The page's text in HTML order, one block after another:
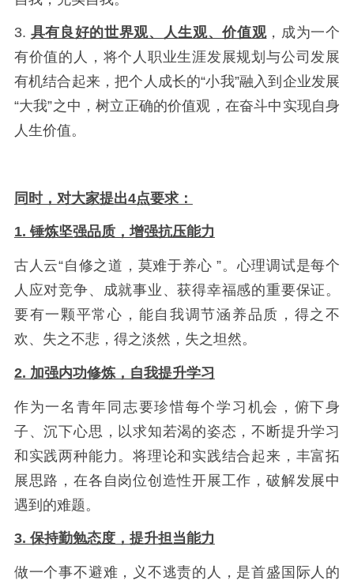
3. 具有良好的世界观、人生观、价值观，成为一个
有价值的人，将个人职业生涯发展规划与公司发展
有机结合起来，把个人成长的“小我”融入到企业发展
“大我”之中，树立正确的价值观，在奋斗中实现自身
人生价值。
同时，对大家提出4点要求：
1. 锤炼坚强品质，增强抗压能力
古人云“自修之道，莫难于养心 ”。心理调试是每个
人应对竞争、成就事业、获得幸福感的重要保证。
要有一颗平常心，能自我调节涵养品质，得之不
欢、失之不悲，得之淡然，失之坦然。
2. 加强内功修炼，自我提升学习
作为一名青年同志要珍惜每个学习机会，俯下身
子、沉下心思，以求知若渴的姿态，不断提升学习
和实践两种能力。将理论和实践结合起来，丰富拓
展思路，在各自岗位创造性开展工作，破解发展中
遇到的难题。
3. 保持勤勉态度，提升担当能力
做一个事不避难，义不逃责的人，是首盛国际人的